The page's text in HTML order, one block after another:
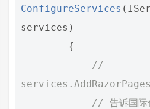
ConfigureServices (
services )
{
//
// 告诉国际